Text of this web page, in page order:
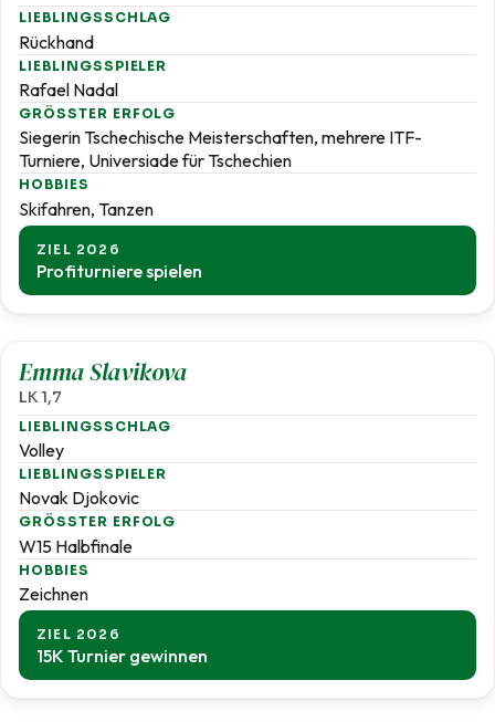
LIEBLINGSSCHLAG
Rückhand
LIEBLINGSSPIELER
Rafael Nadal
GRÖSSTER ERFOLG
Siegerin Tschechische Meisterschaften, mehrere ITF-
Turniere, Universiade für Tschechien
HOBBIES
Skifahren, Tanzen
ZIEL 2026
Profiturniere spielen
Emma Slavikova
LK 1,7
LIEBLINGSSCHLAG
Volley
LIEBLINGSSPIELER
Novak Djokovic
GRÖSSTER ERFOLG
W15 Halbfinale
HOBBIES
Zeichnen
ZIEL 2026
15K Turnier gewinnen